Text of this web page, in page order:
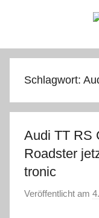
123.de
Schlagwort:
Audi TT RS
Roadster
tronic
Veröffentlicht am